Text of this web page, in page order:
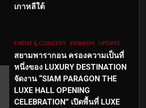
เกาหลีใต้
EVENT & CONCERT FASHION UPDATE
สยามพารากอน ครองความเป็นที่
หนึ่งของ LUXURY DESTINATION
จัดงาน “SIAM PARAGON THE
LUXE HALL OPENING
CELEBRATION” เปิดพื้นที่ LUXE